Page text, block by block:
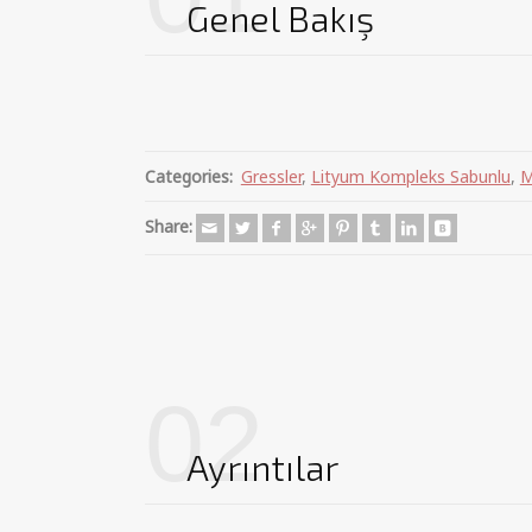
Genel Bakış
Categories: Gressler, Lityum Kompleks Sabunlu,
Share:
02
Ayrıntılar